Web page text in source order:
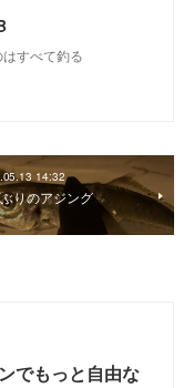
すべて釣る
14:32
りのアジング
でもっと自由な